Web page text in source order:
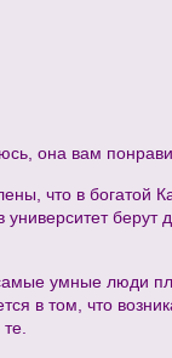
она вам
что в богатой
берут
умные люди
в том, что